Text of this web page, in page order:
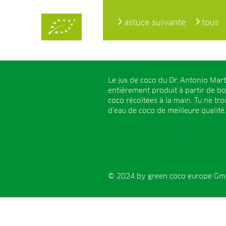
astuce suivante tous
Le jus de coco du Dr. Antonio
entièrement produit à partir de
coco récoltées à la main. Tu ne
d’eau de coco de meilleure qualité.
© 2024 by green coco europe